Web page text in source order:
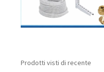
Prodotti visti di recente